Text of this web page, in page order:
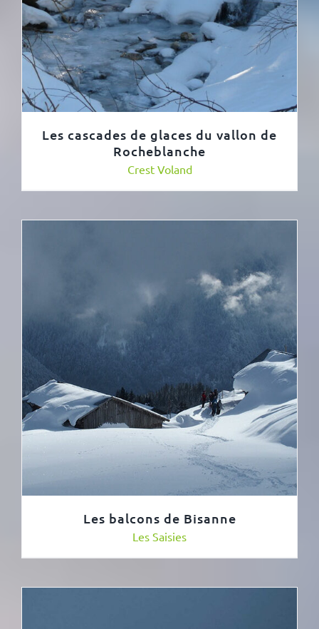
Les cascades de glaces du vallon de
Rocheblanche
Crest Voland
Les balcons de Bisanne
Les Saisies